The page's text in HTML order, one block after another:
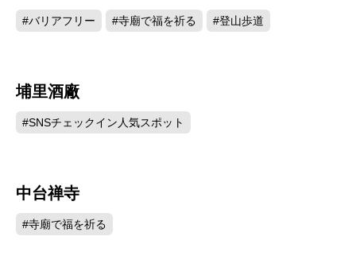
#バリアフリー #寺廟で福を祈る #登山歩道
埔里酒廠
#SNSチェックイン人気スポット
中台禅寺
#寺廟で福を祈る